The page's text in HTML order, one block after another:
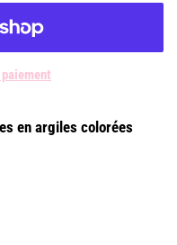
en argiles colorées